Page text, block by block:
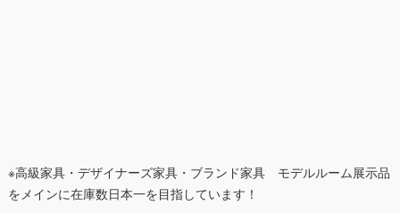
※高級家具・デザイナーズ家具・ブランド家具 モデルルーム展示品
をメインに在庫数日本一を目指しています！